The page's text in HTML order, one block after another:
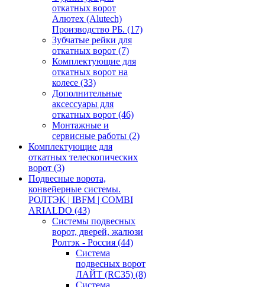
откатных ворот
Алютех (Alutech)
Производство РБ. (17)
Зубчатые рейки для
откатных ворот (7)
Комплектующие для
откатных ворот на
колесе (33)
Дополнительные
аксессуары для
откатных ворот (46)
Монтажные и
сервисные работы (2)
Комплектующие для
откатных телескопических
ворот (3)
Подвесные ворота,
конвейерные системы.
РОЛТЭК | IBFM | COMBI
ARIALDO (43)
Системы подвесных
ворот, дверей, жалюзи
Ролтэк - Россия (44)
Система
подвесных ворот
ЛАЙТ (RC35) (8)
Система